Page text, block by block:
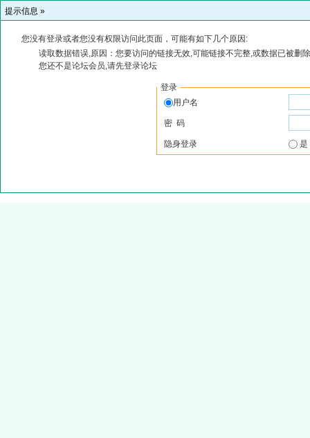
提示信息 »
您没有登录或者您没有权限访问此页面，可能有如下几个原因:
读取数据错误,原因：您要访问的链接无效,可能链接不完整,或数据已被删
您还不是论坛会员,请先登录论坛
登录
用户名
密 码
隐身登录